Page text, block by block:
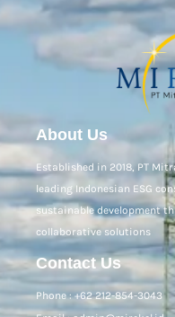
About Us
Established in 2018, PT
leading Indonesian ESG
sustainable development
collaborative solutions
Contact Us
Phone : +62 212-854-3043